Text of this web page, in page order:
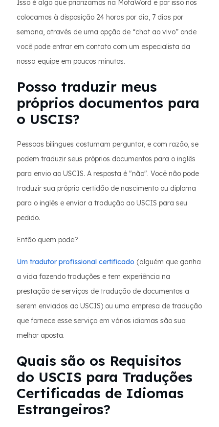
Isso é algo que priorizamos na MotaWord e por isso nos
colocamos à disposição 24 horas por dia, 7 dias por
semana, através de uma opção de “chat ao vivo” onde
você pode entrar em contato com um especialista da
nossa equipe em poucos minutos.
Posso traduzir meus
próprios documentos para
o USCIS?
Pessoas bilíngues costumam perguntar, e com razão, se
podem traduzir seus próprios documentos para o inglês
para envio ao USCIS. A resposta é "não". Você não pode
traduzir sua própria certidão de nascimento ou diploma
para o inglês e enviar a tradução ao USCIS para seu
pedido.
Então quem pode?
Um tradutor profissional certificado (alguém que ganha
a vida fazendo traduções e tem experiência na
prestação de serviços de tradução de documentos a
serem enviados ao USCIS) ou uma empresa de tradução
que fornece esse serviço em vários idiomas são sua
melhor aposta.
Quais são os Requisitos
do USCIS para Traduções
Certificadas de Idiomas
Estrangeiros?